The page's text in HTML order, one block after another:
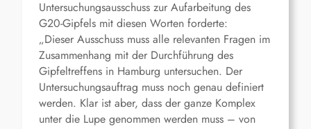
Untersuchungsausschuss zur Aufarbeitung des
G20-Gipfels mit diesen Worten forderte:
„Dieser Ausschuss muss alle relevanten Fragen im
Zusammenhang mit der Durchführung des
Gipfeltreffens in Hamburg untersuchen. Der
Untersuchungsauftrag muss noch genau definiert
werden. Klar ist aber, dass der ganze Komplex
unter die Lupe genommen werden muss – von